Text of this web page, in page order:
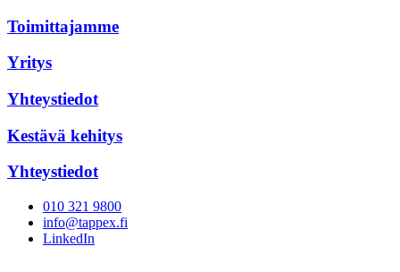
Toimittajamme
Yritys
Yhteystiedot
Kestävä kehitys
Yhteystiedot
010 321 9800
info@tappex.fi
LinkedIn